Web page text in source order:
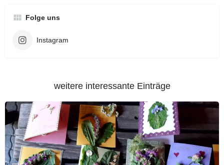
Folge uns
Instagram
weitere interessante Einträge